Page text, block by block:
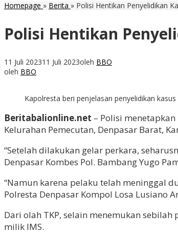
Homepage » Berita » Polisi Hentikan Penyelidikan
Polisi Hentikan
11 Juli 202311 Juli 2023oleh BBO
oleh BBO
Kapolresta beri penjelasan penyelidikan
Beritabalionline.net – Polisi
Kelurahan Pemecutan, Denpasar Barat,
“Setelah dilakukan gelar perkara,
Denpasar Kombes Pol. Bambang Yugo
“Namun karena pelaku telah meninggal
Polresta Denpasar Kompol Losa Lusiano
Dari olah TKP, selain menemukan
milik IMS.